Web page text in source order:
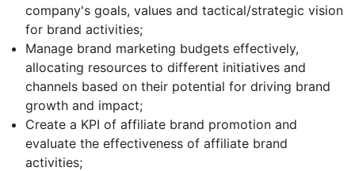
company's goals, values and tactical/strategic vision
for brand activities;
Manage brand marketing budgets effectively,
allocating resources to different initiatives and
channels based on their potential for driving brand
growth and impact;
Create a KPI of affiliate brand promotion and
evaluate the effectiveness of affiliate brand
activities;